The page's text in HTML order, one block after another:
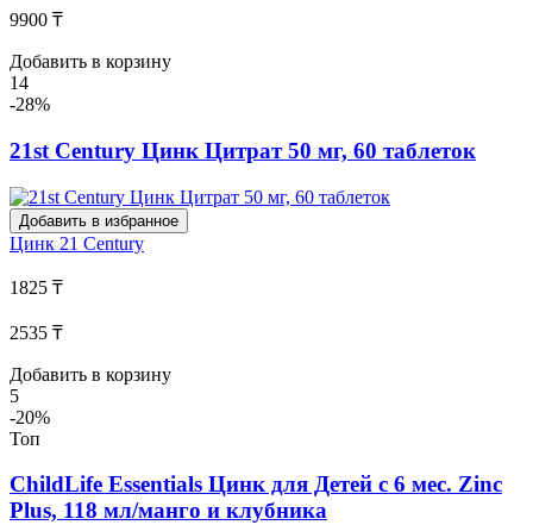
9900 ₸
Добавить в корзину
14
-28%
21st Century Цинк Цитрат 50 мг, 60 таблеток
Добавить в избранное
Цинк 21 Century
1825 ₸
2535 ₸
Добавить в корзину
5
-20%
Топ
ChildLife Essentials Цинк для Детей с 6 мес. Zinc
Plus, 118 мл/манго и клубника